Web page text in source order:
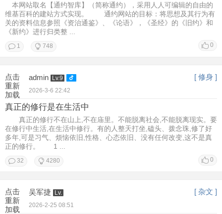
本网站取名【通约智库】（简称通约），采用人人可编辑的自由的
维基百科的建站方式实现。 通约网站的目标：将思想及其行为有
关的资料信息参照《资治通鉴》、《论语》，《圣经》的《旧约》和
《新约》进行归类整 ...
0
1 748
点击
重新
加载
admin Lv.9 [ 修身 ]
2026-3-6 22:42
真正的修行是在生活中
真正的修行不在山上,不在庙里。不能脱离社会,不能脱离现实。要
在修行中生活,在生活中修行。有的人整天打坐,磕头、拨念珠,修了好
多年,可是习气、烦恼依旧,性格、心态依旧、没有任何改变,这不是真
正的修行。 1 ...
0
32 4280
点击
重新
加载
吴军捷 Lv. [ 杂文 ]
2026-2-25 08:51